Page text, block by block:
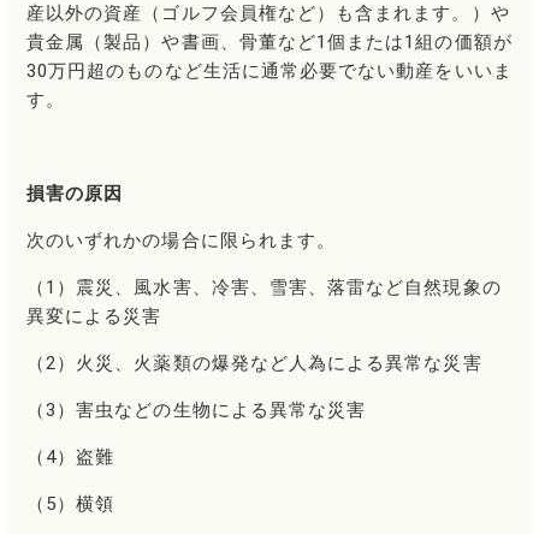
産以外の資産（ゴルフ会員権など）も含まれます。）や
貴金属（製品）や書画、骨董など1個または1組の価額が
30万円超のものなど生活に通常必要でない動産をいいま
す。
損害の原因
次のいずれかの場合に限られます。
（1）震災、風水害、冷害、雪害、落雷など自然現象の
異変による災害
（2）火災、火薬類の爆発など人為による異常な災害
（3）害虫などの生物による異常な災害
（4）盗難
（5）横領